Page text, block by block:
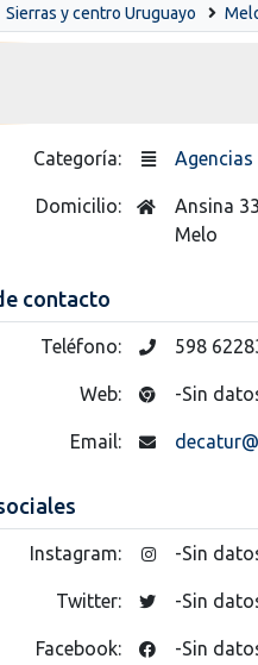
Sierras y centro Uruguayo
Categoría:
Domicilio:
Ansina
Melo
contacto
Teléfono: 598
Web: -Sin
Email:
Instagram: -Sin
Twitter: -Sin
Facebook: -Sin